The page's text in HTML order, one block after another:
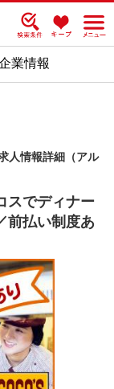
業情報
人情報詳細（アル
スでディナー
前払い制度あ